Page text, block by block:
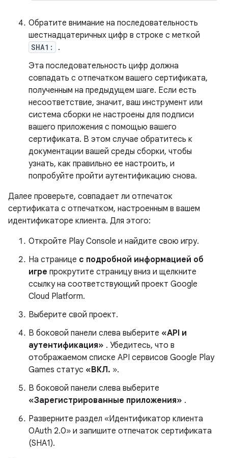
Обратите внимание на последовательность
шестнадцатеричных цифр в строке с меткой
SHA1:
.
Эта последовательность цифр должна
совпадать с отпечатком вашего сертификата,
полученным на предыдущем шаге. Если есть
несоответствие, значит, ваш инструмент или
система сборки не настроены для подписи
вашего приложения с помощью вашего
сертификата. В этом случае обратитесь к
документации вашей среды сборки, чтобы
узнать, как правильно ее настроить, и
попробуйте пройти аутентификацию снова.
Далее проверьте, совпадает ли отпечаток
сертификата с отпечатком, настроенным в вашем
идентификаторе клиента. Для этого:
Откройте Play Console и найдите свою игру.
На странице с подробной информацией об
игре прокрутите страницу вниз и щелкните
ссылку на соответствующий проект Google
Cloud Platform.
Выберите свой проект.
В боковой панели слева выберите «API и
аутентификация» . Убедитесь, что в
отображаемом списке API сервисов Google Play
Games статус «ВКЛ. ».
В боковой панели слева выберите
«Зарегистрированные приложения» .
Разверните раздел «Идентификатор клиента
OAuth 2.0» и запишите отпечаток сертификата
(SHA1).